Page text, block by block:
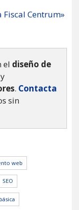
Fiscal Centrum»
el diseño de
y
. Contacta
sin
web
SEO